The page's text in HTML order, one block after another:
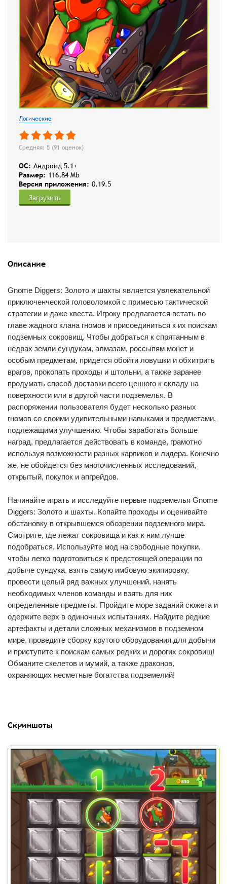
Логические
Средняя: 5 (91 оценок)
OC: Андроид 5.1+
Размер: 116,84 Mb
Версия приложения: 0.19.5
Загрузить
Описание
Gnome Diggers: Золото и шахты является увлекательной
приключенческой головоломкой с примесью тактической
стратегии и даже квеста. Игроку предлагается встать во
главе жадного клана гномов и присоединиться к их поискам
подземных сокровищ. Чтобы добраться к спрятанным в
недрах земли сундукам, алмазам, россыпям монет и
особым предметам, придется обойти ловушки и обхитрить
врагов, прокопать проходы и штольни, а также заранее
продумать способ доставки всего ценного к складу на
поверхности или в другой части подземелья. В
распоряжении пользователя будет несколько разных
гномов со своими удивительными навыками и предметами,
подлежащими улучшению. Чтобы заработать больше
наград, предлагается действовать в команде, грамотно
используя возможности разных карликов и лидера. Конечно
же, не обойдется без многочисленных исследований,
открытый, покупок и апгрейдов.
Начинайте играть и исследуйте первые подземелья Gnome
Diggers: Золото и шахты. Копайте проходы и оценивайте
обстановку в открывшемся обозрении подземного мира.
Смотрите, где лежат сокровища и как к ним лучше
подобраться. Используйте мод на свободные покупки,
чтобы легко подготовиться к предстоящей операции по
добыче сундука, взять самую имбовую экипировку,
провести целый ряд важных улучшений, нанять
необходимых членов команды и взять для них
определенные предметы. Пройдите море заданий сюжета и
одержите верх в одиночных испытаниях. Найдите редкие
артефакты и детали сложных механизмов в подземном
мире, проведите сборку крутого оборудования для добычи
и приступите к поискам самых редких и дорогих сокровищ!
Обманите скелетов и мумий, а также драконов,
охраняющих несметные богатства подземелий!
Скриншоты